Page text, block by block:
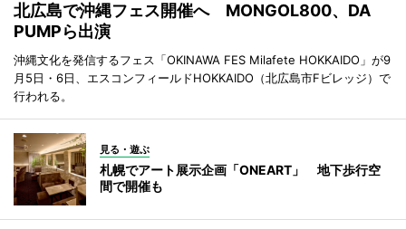
北広島で沖縄フェス開催へ MONGOL800、DA
PUMPら出演
沖縄文化を発信するフェス「OKINAWA FES Milafete HOKKAIDO」が9
月5日・6日、エスコンフィールドHOKKAIDO（北広島市Fビレッジ）で
行われる。
見る・遊ぶ
札幌でアート展示企画「ONEART」 地下歩行空
間で開催も